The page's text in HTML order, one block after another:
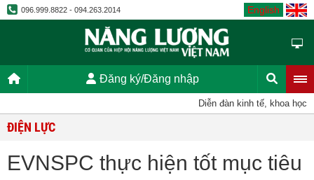
096.999.8822 - 094.263.2014 English
Đăng ký/Đăng nhập
Diễn đàn kinh tế, khoa học, kỹ
ĐIỆN LỰC
EVNSPC thực hiện tốt mục tiêu